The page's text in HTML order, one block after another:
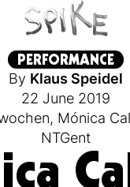
PERFORMANCE
By Klaus Speidel
22 June 2019
, Mónica
NTGent